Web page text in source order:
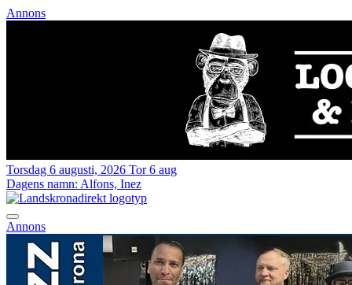
Annons
Torsdag 6 augusti, 2026 Tor 6 aug
Dagens namn: Alfons, Inez
Annons